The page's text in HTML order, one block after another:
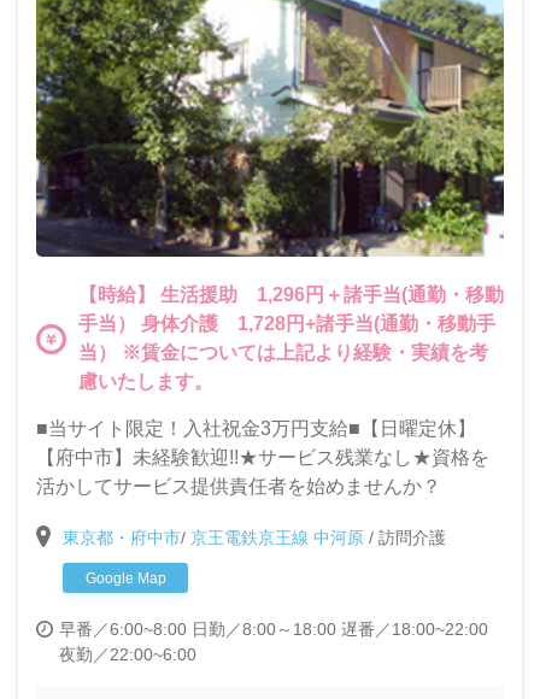
【時給】 生活援助 1,296円＋諸手当(通勤・移動
手当） 身体介護 1,728円+諸手当(通勤・移動手
当） ※賃金については上記より経験・実績を考
慮いたします。
■当サイト限定！入社祝金3万円支給■【日曜定休】
【府中市】未経験歓迎!!★サービス残業なし★資格を
活かしてサービス提供責任者を始めませんか？
東京都・府中市/ 京王電鉄京王線 中河原 / 訪問介護
Google Map
早番／6:00~8:00 日勤／8:00～18:00 遅番／18:00~22:00
夜勤／22:00~6:00